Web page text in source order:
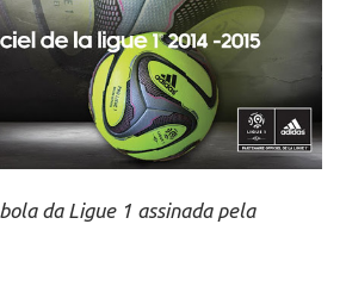
da Ligue 1 assinada pela